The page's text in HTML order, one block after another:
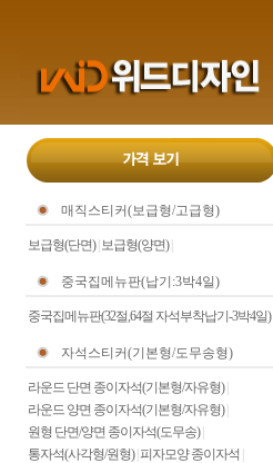
매직스티커(보급형/고급형)
보급형(단면)| 보급형(양면)|
중국집메뉴판(납기:3박4일)
중국집메뉴판(32절,64절 자석부착납기-3박4일)|
자석스티커(기본형/도무송형)
라운드 단면 종이자석(기본형/자유형)|
라운드 양면 종이자석(기본형/자유형)|
원형 단면/양면 종이자석(도무송)|
통자석(사각형/원형)| 피자모양 종이자석